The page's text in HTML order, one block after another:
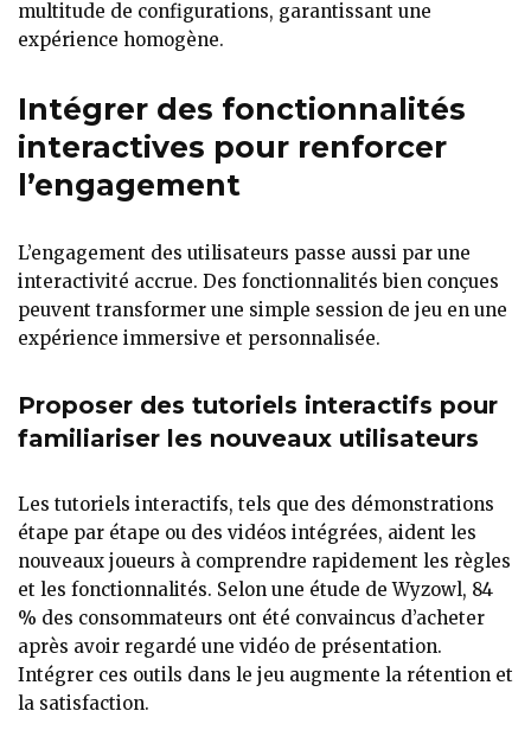
multitude de configurations, garantissant une
expérience homogène.
Intégrer des fonctionnalités
interactives pour renforcer
l’engagement
L’engagement des utilisateurs passe aussi par une
interactivité accrue. Des fonctionnalités bien conçues
peuvent transformer une simple session de jeu en une
expérience immersive et personnalisée.
Proposer des tutoriels interactifs pour
familiariser les nouveaux utilisateurs
Les tutoriels interactifs, tels que des démonstrations
étape par étape ou des vidéos intégrées, aident les
nouveaux joueurs à comprendre rapidement les règles
et les fonctionnalités. Selon une étude de Wyzowl, 84
% des consommateurs ont été convaincus d’acheter
après avoir regardé une vidéo de présentation.
Intégrer ces outils dans le jeu augmente la rétention et
la satisfaction.